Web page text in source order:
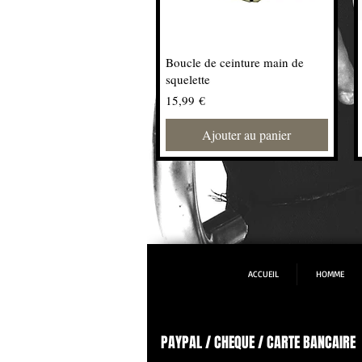
Boucle de ceinture main de
squelette
Prix
15,99 €
Ajouter au panier
ACCUEIL HOMME
PAYPAL / CHEQUE / CARTE BANCAIRE